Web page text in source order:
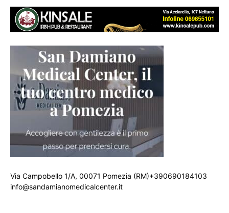
Via Campobello 1/A, 00071 Pomezia (RM)+390690184103
info@sandamianomedicalcenter.it